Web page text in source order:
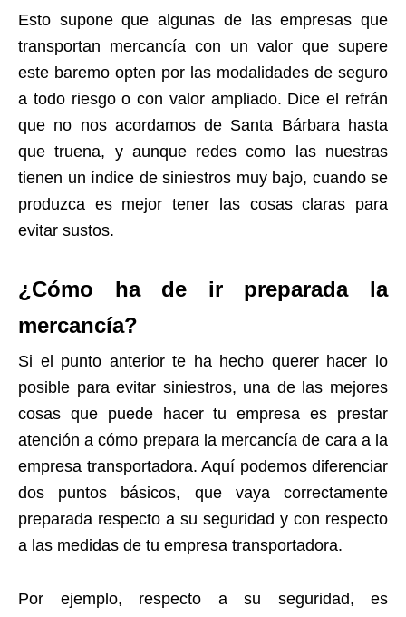
Esto supone que algunas de las empresas que
transportan mercancía con un valor que supere
este baremo opten por las modalidades de seguro
a todo riesgo o con valor ampliado. Dice el refrán
que no nos acordamos de Santa Bárbara hasta
que truena, y aunque redes como las nuestras
tienen un índice de siniestros muy bajo, cuando se
produzca es mejor tener las cosas claras para
evitar sustos.
¿Cómo ha de ir preparada la
mercancía?
Si el punto anterior te ha hecho querer hacer lo
posible para evitar siniestros, una de las mejores
cosas que puede hacer tu empresa es prestar
atención a cómo prepara la mercancía de cara a la
empresa transportadora. Aquí podemos diferenciar
dos puntos básicos, que vaya correctamente
preparada respecto a su seguridad y con respecto
a las medidas de tu empresa transportadora.
Por ejemplo, respecto a su seguridad, es